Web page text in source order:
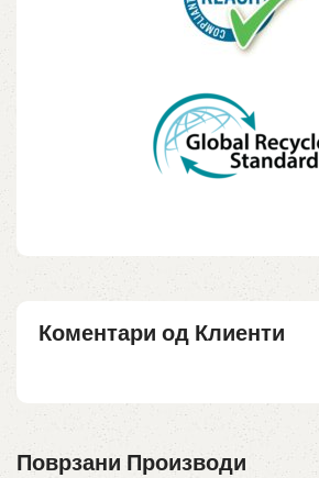
Коментари од Клиенти
Поврзани Производи